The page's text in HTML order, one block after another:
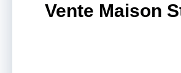
Vente Maison